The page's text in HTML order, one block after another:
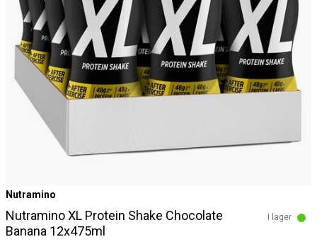
Nutramino
Nutramino XL Protein Shake Chocolate
Banana 12x475ml
I lager